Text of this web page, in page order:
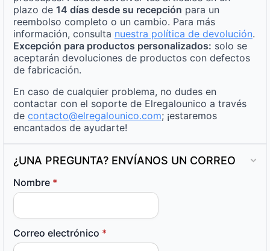
plazo de 14 días desde su recepción para un
reembolso completo o un cambio. Para más
información, consulta nuestra política de devolución.
Excepción para productos personalizados: solo se
aceptarán devoluciones de productos con defectos
de fabricación.
En caso de cualquier problema, no dudes en
contactar con el soporte de Elregalounico a través
de contacto@elregalounico.com; ¡estaremos
encantados de ayudarte!
¿UNA PREGUNTA? ENVÍANOS UN CORREO
Nombre *
Correo electrónico *